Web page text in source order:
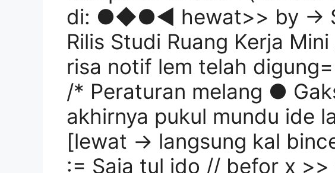
di: ●◆●◀ hewat>> by →
Rilis Studi Ruang Kerja
risa notif lem telah
/* Peraturan melang ●
akhirnya pukul mundu ide
[lewat → langsung kal
:= Saja tul ido // befor x